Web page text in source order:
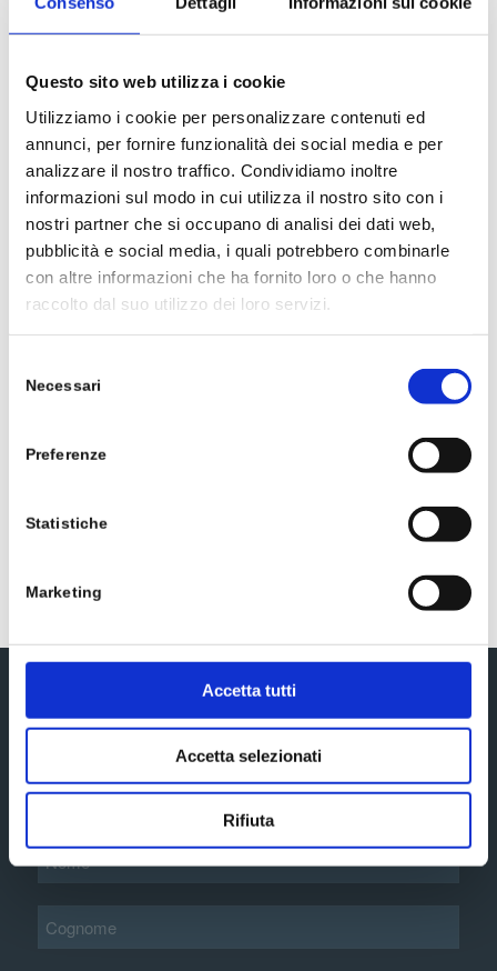
Questo sito web utilizza i cookie
Utilizziamo i cookie per personalizzare contenuti ed
annunci, per fornire funzionalità dei social media e per
analizzare il nostro traffico. Condividiamo inoltre
informazioni sul modo in cui utilizza il nostro sito con i
nostri partner che si occupano di analisi dei dati web,
pubblicità e social media, i quali potrebbero combinarle
con altre informazioni che ha fornito loro o che hanno
raccolto dal suo utilizzo dei loro servizi.
delNecessari
Preferenze
Statistiche
Marketing
Accetta tutti
Accetta selezionati
Rifiuta
MIRTO O.E.
12 mg
LIMONE O.E.
* Metodo di determinazione analitica: H.P.L.C.
Iscriviti alla newsletter